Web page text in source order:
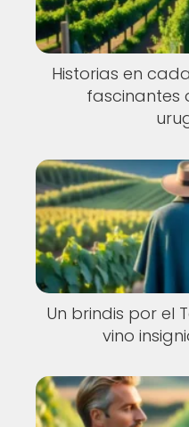
Historias en
fascinantes
Un brindis por el
vino